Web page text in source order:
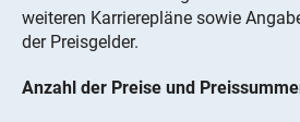
weiteren Karrierepläne sowie
der Preisgelder.
Anzahl der Preise und